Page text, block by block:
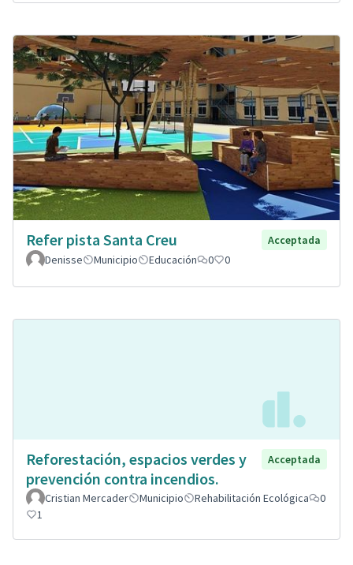
Refer pista Santa Creu
Acceptada
Denisse
Municipio Educación 0 0
Reforestación, espacios verdes y
prevención contra incendios.
Acceptada
Cristian Mercader Municipio Rehabilitación Ecológica
0
1